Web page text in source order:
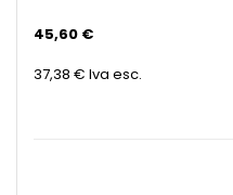
45,60 €
37,38 € Iva esc.